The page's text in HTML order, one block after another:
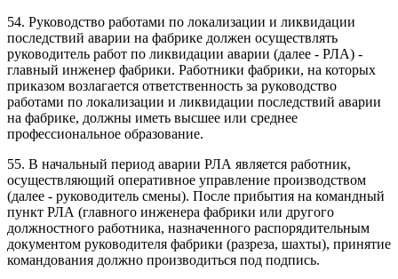
54. Руководство работами по локализации и ликвидации
последствий аварии на фабрике должен осуществлять
руководитель работ по ликвидации аварии (далее - РЛА) -
главный инженер фабрики. Работники фабрики, на которых
приказом возлагается ответственность за руководство
работами по локализации и ликвидации последствий аварии
на фабрике, должны иметь высшее или среднее
профессиональное образование.
55. В начальный период аварии РЛА является работник,
осуществляющий оперативное управление производством
(далее - руководитель смены). После прибытия на командный
пункт РЛА (главного инженера фабрики или другого
должностного работника, назначенного распорядительным
документом руководителя фабрики (разреза, шахты), принятие
командования должно производиться под подпись.